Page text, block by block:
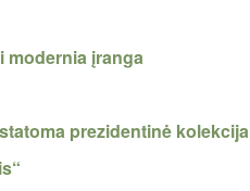
modernia įranga
prezidentinė kolekcija